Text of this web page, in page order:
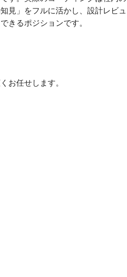
見」をフルに活かし、設計レビュ
きるポジションです。
お任せします。